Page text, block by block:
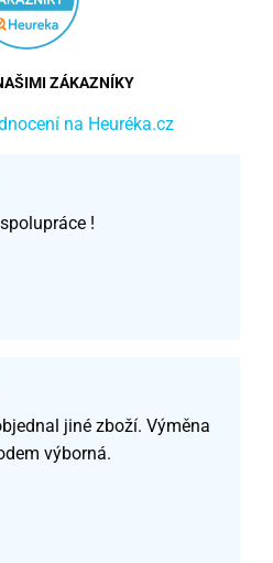
ZÁKAZNÍKY
na Heuréka.cz
!
jiné zboží. Výměna
výborná.